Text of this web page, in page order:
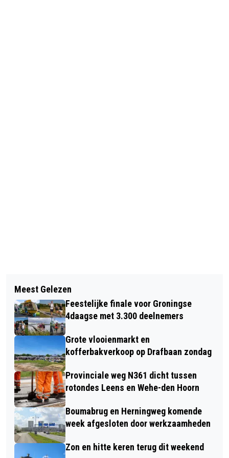
LANGERE WACHTTIJD ISOLATIEPLAN
NIJ BEGUN
DOORFIETSROUTE TUSSEN LEEK EN
GRONINGEN GEOPEND
Meest Gelezen
Feestelijke finale voor Groningse
4daagse met 3.300 deelnemers
Grote vlooienmarkt en
kofferbakverkoop op Drafbaan zondag
Provinciale weg N361 dicht tussen
rotondes Leens en Wehe-den Hoorn
Boumabrug en Herningweg komende
week afgesloten door werkzaamheden
Zon en hitte keren terug dit weekend